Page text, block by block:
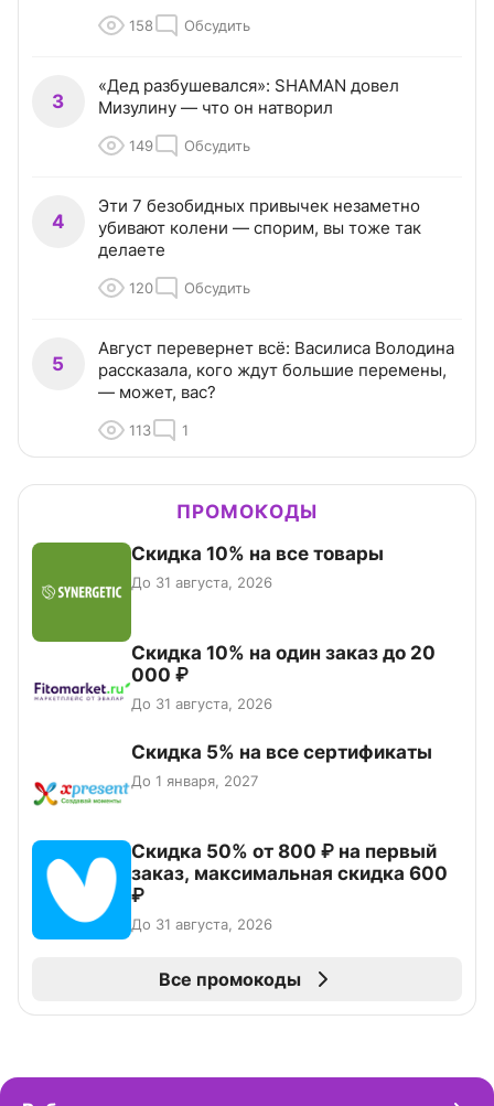
158 Обсудить
3
«Дед разбушевался»: SHAMAN довел
Мизулину — что он натворил
149 Обсудить
4
Эти 7 безобидных привычек незаметно
убивают колени — спорим, вы тоже так
делаете
120 Обсудить
5
Август перевернет всё: Василиса Володина
рассказала, кого ждут большие перемены,
— может, вас?
113 1
ПРОМОКОДЫ
Скидка 10% на все товары
До 31 августа, 2026
Скидка 10% на один заказ до 20
000 ₽
До 31 августа, 2026
Скидка 5% на все сертификаты
До 1 января, 2027
Скидка 50% от 800 ₽ на первый
заказ, максимальная скидка 600
₽
До 31 августа, 2026
Все промокоды